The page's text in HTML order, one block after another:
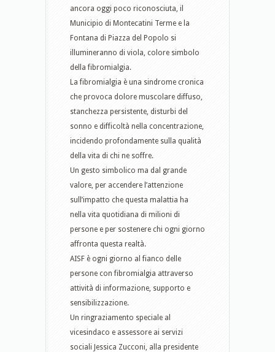
ancora oggi poco riconosciuta, il
Municipio di Montecatini Terme e la
Fontana di Piazza del Popolo si
illumineranno di viola, colore simbolo
della fibromialgia.
La fibromialgia è una sindrome cronica
che provoca dolore muscolare diffuso,
stanchezza persistente, disturbi del
sonno e difficoltà nella concentrazione,
incidendo profondamente sulla qualità
della vita di chi ne soffre.
Un gesto simbolico ma dal grande
valore, per accendere l’attenzione
sull’impatto che questa malattia ha
nella vita quotidiana di milioni di
persone e per sostenere chi ogni giorno
affronta questa realtà.
AISF è ogni giorno al fianco delle
persone con fibromialgia attraverso
attività di informazione, supporto e
sensibilizzazione.
Un ringraziamento speciale al
vicesindaco e assessore ai servizi
sociali Jessica Zucconi, alla presidente